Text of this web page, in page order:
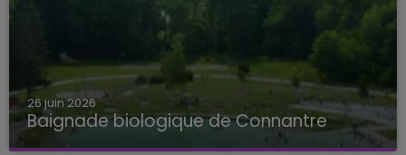
26 juin 2026
Baignade biologique de Connantre
Baignade biologique de Connantre